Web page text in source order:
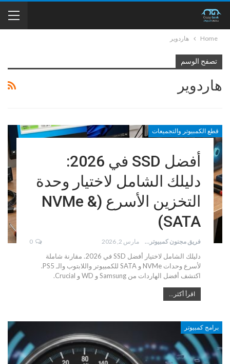
Home هاردوير
تصفح الوسم
هاردوير
قطع الكمبيوتر والتجميعات
أفضل SSD في 2026:
دليلك الشامل لاختيار وحدة
التخزين الأسرع (NVMe &
SATA)
فريق مجنون كمبيوتر مارس 2, 2026 0
دليلك الشامل لاختيار أفضل SSD في 2026. مقارنة شاملة
لأسرع وحدات NVMe و SATA للكمبيوتر واللابتوب والـ PS5.
اكتشف أفضل الهاردات من Samsung و WD و Crucial.
اقرأ أكثر...
برامج كمبيوتر